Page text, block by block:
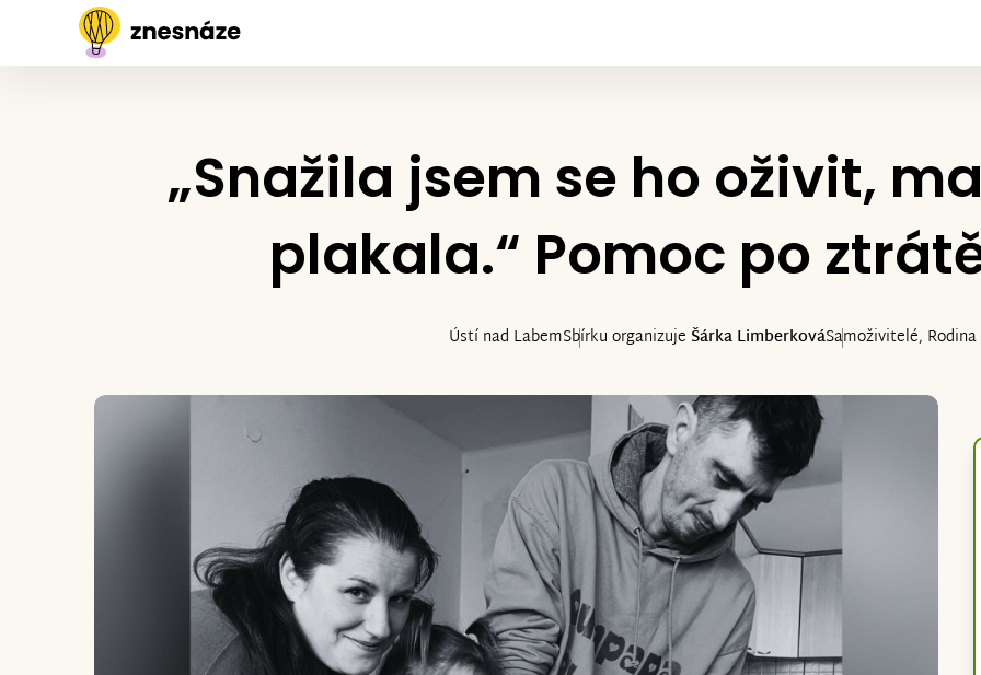
„Snažila jsem se ho oživit,
plakala.“ Pomoc po
Ústí nad LabemSbírku organizuje Šárka LimberkováSamoživitelé,